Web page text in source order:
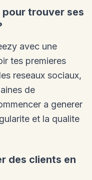
trouver ses
avec une
tes premieres
reseaux sociaux,
de
a generer
et la qualite
des clients en